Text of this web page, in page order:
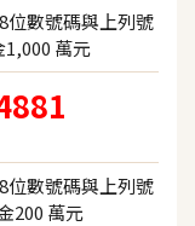
位數號碼與上列號
萬元
位數號碼與上列號
200 萬元